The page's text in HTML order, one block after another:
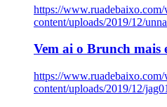
https://
content/uploads/2019/12/
Vem ai o Brunch mais
https://
content/uploads/2019/12/